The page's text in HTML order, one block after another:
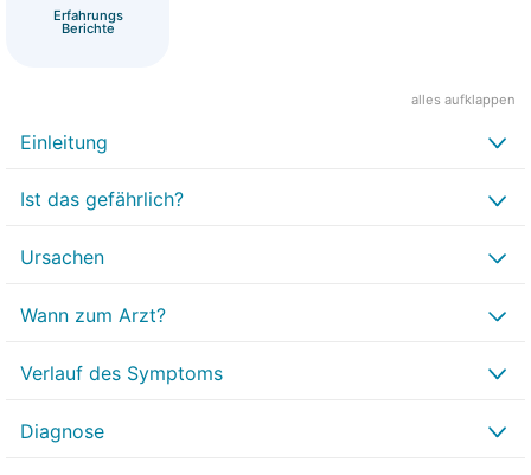
Erfahrungs
Berichte
alles aufklappen
Einleitung
Ist das gefährlich?
Ursachen
Wann zum Arzt?
Verlauf des Symptoms
Diagnose